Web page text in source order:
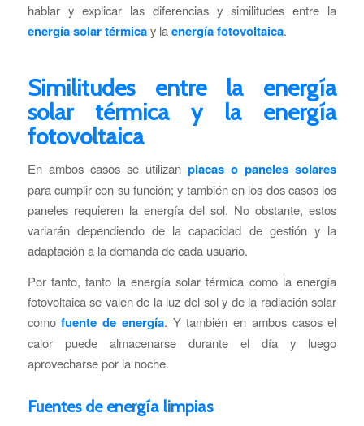
hablar y explicar las diferencias y similitudes entre la
energía solar térmicay laenergía fotovoltaica.
Similitudes entre la energía
solar térmica y la energía
fotovoltaica
En ambos casos se utilizanplacas o paneles solares
para cumplir con su función; y también en los dos casos los
paneles requieren la energía del sol. No obstante, estos
variarán dependiendo de la capacidad de gestión y la
adaptación a la demanda de cada usuario.
Por tanto, tanto la energía solar térmica como la energía
fotovoltaica se valen de la luz del sol y de la radiación solar
comofuente de energía. Y también en ambos casos el
calor puede almacenarse durante el día y luego
aprovecharse por la noche.
Fuentes de energía limpias